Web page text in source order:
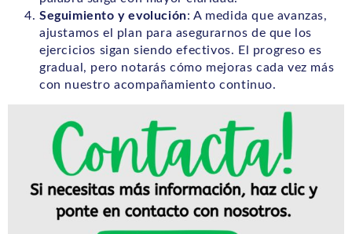
Seguimiento y evolución: A medida que avanzas,
ajustamos el plan para asegurarnos de que los
ejercicios sigan siendo efectivos. El progreso es
gradual, pero notarás cómo mejoras cada vez más
con nuestro acompañamiento continuo.